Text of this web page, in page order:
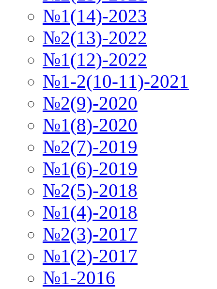
№1(14)-2023
№2(13)-2022
№1(12)-2022
№1-2(10-11)-2021
№2(9)-2020
№1(8)-2020
№2(7)-2019
№1(6)-2019
№2(5)-2018
№1(4)-2018
№2(3)-2017
№1(2)-2017
№1-2016